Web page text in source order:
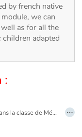
by french native
we can
as for all the
adapted
:
L’arrivée d’Arthur, nouveau dans la classe de Mélissa, remet en question sa perception des choses, et l’aide à prendre le chemin de la résilience en réconciliant la jeune fille avec son apparence.
…